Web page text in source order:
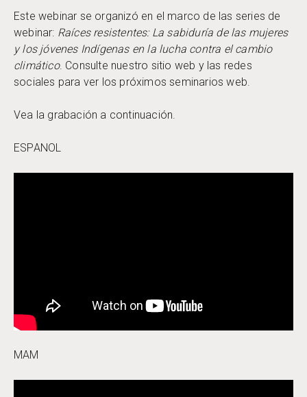
Este webinar se organizó en el marco de las series de
webinar: Raíces resistentes: La sabiduría de las mujeres
y los jóvenes Indígenas en la lucha contra el cambio
climático. Consulte nuestro sitio web y las redes
sociales para ver los próximos seminarios web.
Vea la grabación a continuación.
ESPANOL
MAM